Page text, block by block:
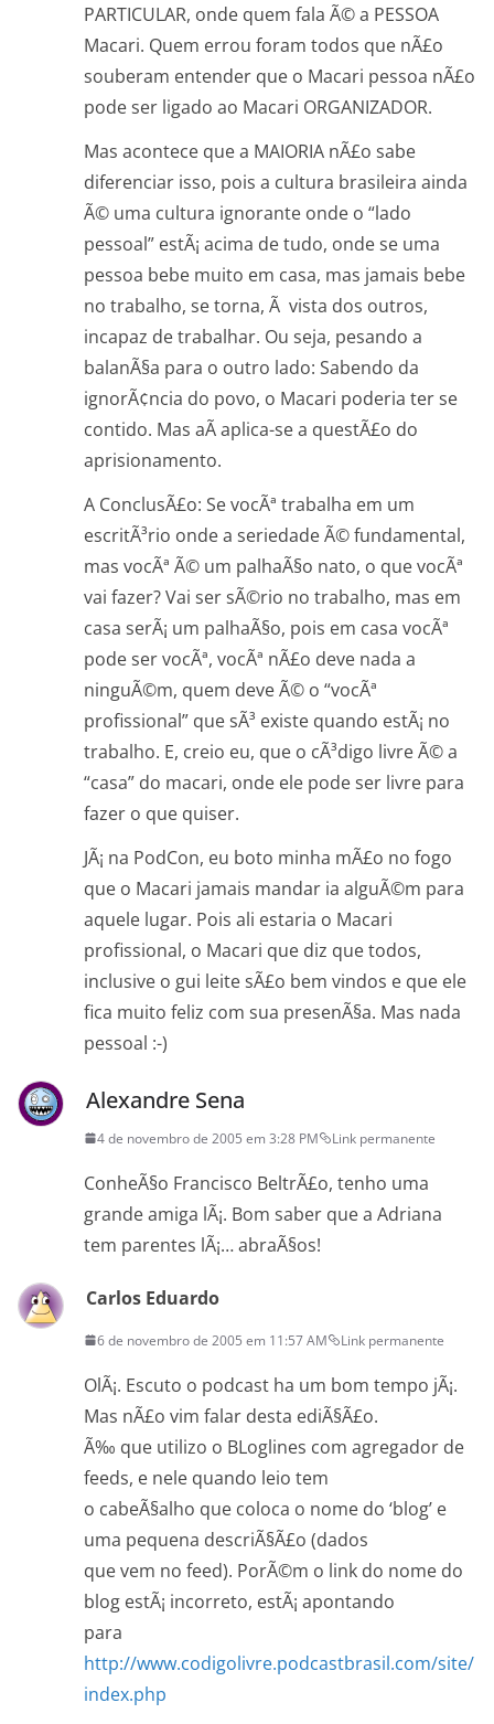
PARTICULAR, onde quem fala Ã© a PESSOA
Macari. Quem errou foram todos que nÃ£o
souberam entender que o Macari pessoa nÃ£o
pode ser ligado ao Macari ORGANIZADOR.
Mas acontece que a MAIORIA nÃ£o sabe
diferenciar isso, pois a cultura brasileira ainda
Ã© uma cultura ignorante onde o “lado
pessoal” estÃ¡ acima de tudo, onde se uma
pessoa bebe muito em casa, mas jamais bebe
no trabalho, se torna, Ã vista dos outros,
incapaz de trabalhar. Ou seja, pesando a
balanÃ§a para o outro lado: Sabendo da
ignorÃ¢ncia do povo, o Macari poderia ter se
contido. Mas aÃ­ aplica-se a questÃ£o do
aprisionamento.
A ConclusÃ£o: Se vocÃª trabalha em um
escritÃ³rio onde a seriedade Ã© fundamental,
mas vocÃª Ã© um palhaÃ§o nato, o que vocÃª
vai fazer? Vai ser sÃ©rio no trabalho, mas em
casa serÃ¡ um palhaÃ§o, pois em casa vocÃª
pode ser vocÃª, vocÃª nÃ£o deve nada a
ninguÃ©m, quem deve Ã© o “vocÃª
profissional” que sÃ³ existe quando estÃ¡ no
trabalho. E, creio eu, que o cÃ³digo livre Ã© a
“casa” do macari, onde ele pode ser livre para
fazer o que quiser.
JÃ¡ na PodCon, eu boto minha mÃ£o no fogo
que o Macari jamais mandar ia alguÃ©m para
aquele lugar. Pois ali estaria o Macari
profissional, o Macari que diz que todos,
inclusive o gui leite sÃ£o bem vindos e que ele
fica muito feliz com sua presenÃ§a. Mas nada
pessoal :-)
Alexandre Sena
4 de novembro de 2005 em 3:28 PM Link permanente
ConheÃ§o Francisco BeltrÃ£o, tenho uma
grande amiga lÃ¡. Bom saber que a Adriana
tem parentes lÃ¡… abraÃ§os!
Carlos Eduardo
6 de novembro de 2005 em 11:57 AM Link permanente
OlÃ¡. Escuto o podcast ha um bom tempo jÃ¡.
Mas nÃ£o vim falar desta ediÃ§Ã£o.
Ã‰ que utilizo o BLoglines com agregador de
feeds, e nele quando leio tem
o cabeÃ§alho que coloca o nome do ‘blog’ e
uma pequena descriÃ§Ã£o (dados
que vem no feed). PorÃ©m o link do nome do
blog estÃ¡ incorreto, estÃ¡ apontando
para
http://www.codigolivre.podcastbrasil.com/site/
index.php